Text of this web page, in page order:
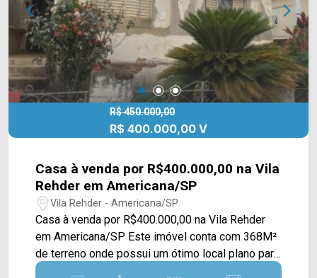
R$ 450.000,00
R$ 400.000,00 V
Casa à venda por R$400.000,00 na Vila
Rehder em Americana/SP
Vila Rehder - Americana/SP
Casa à venda por R$400.000,00 na Vila Rehder
em Americana/SP Este imóvel conta com 368M²
de terreno onde possui um ótimo local plano para
livre construção. Esta localizado em uma região